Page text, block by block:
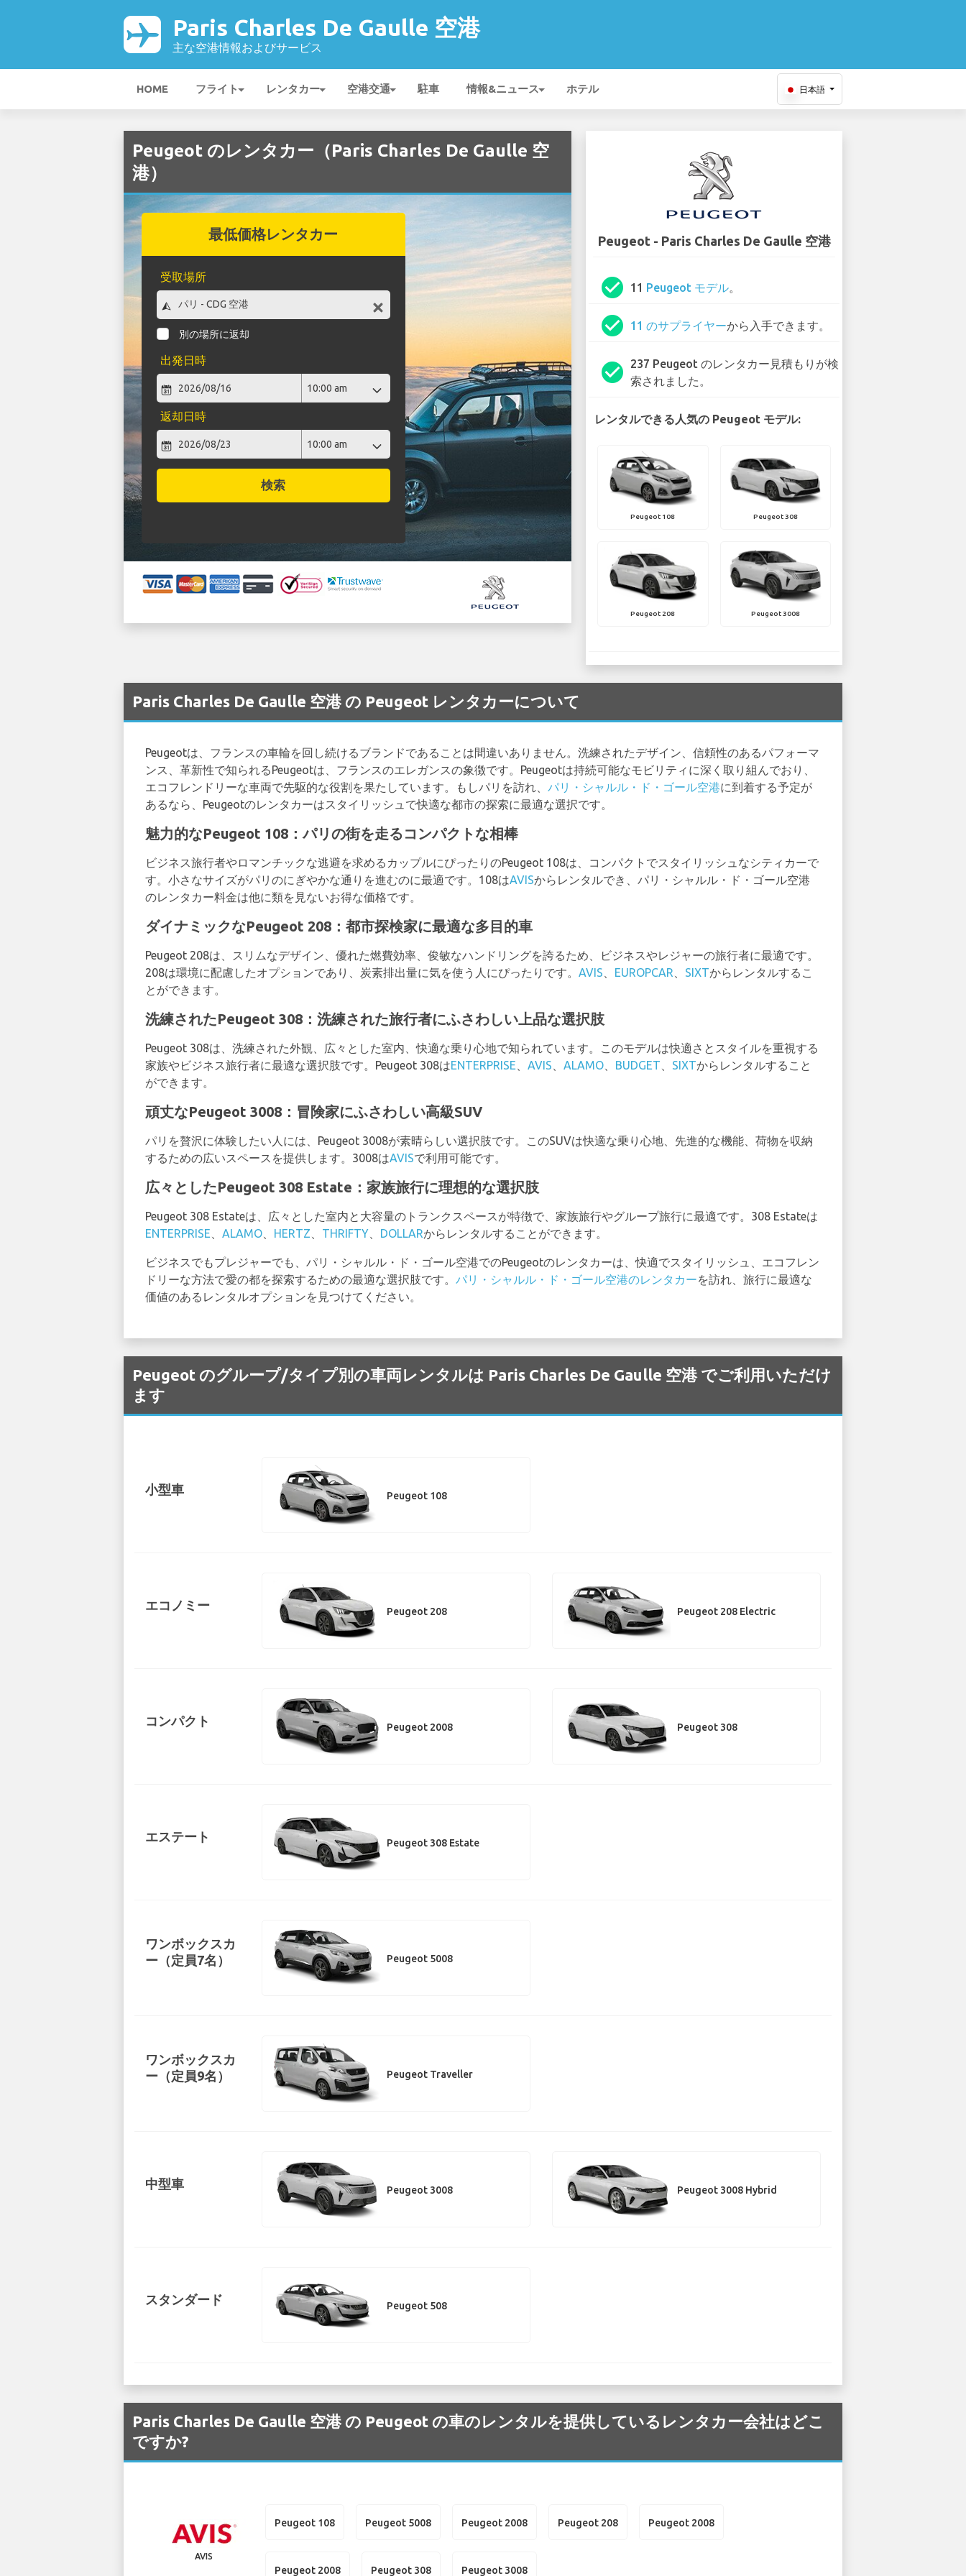
Paris Charles De Gaulle 空港
主な空港情報およびサービス
HOME フライト レンタカー 空港交通 駐車 情報&ニュース ホテル 日本語
Peugeot のレンタカー（Paris Charles De Gaulle 空
港）
最低価格レンタカー
受取場所
別の場所に返却
出発日時
返却日時
検索
Peugeot - Paris Charles De Gaulle 空港
check_circle 11 Peugeot モデル。
check_circle 11 のサプライヤーから入手できます。
check_circle
237 Peugeot のレンタカー見積もりが検
索されました。
レンタルできる人気の Peugeot モデル:
Peugeot 108 Peugeot 308
Peugeot 208 Peugeot 3008
Paris Charles De Gaulle 空港 の Peugeot レンタカーについて
Peugeotは、フランスの車輪を回し続けるブランドであることは間違いありません。洗練されたデザイン、信頼性のあるパフォーマ
ンス、革新性で知られるPeugeotは、フランスのエレガンスの象徴です。Peugeotは持続可能なモビリティに深く取り組んでおり、
エコフレンドリーな車両で先駆的な役割を果たしています。もしパリを訪れ、 パリ・シャルル・ド・ゴール空港に到着する予定が
あるなら、Peugeotのレンタカーはスタイリッシュで快適な都市の探索に最適な選択です。
魅力的なPeugeot 108：パリの街を走るコンパクトな相棒
ビジネス旅行者やロマンチックな逃避を求めるカップルにぴったりのPeugeot 108は、コンパクトでスタイリッシュなシティカーで
す。小さなサイズがパリのにぎやかな通りを進むのに最適です。108はAVISからレンタルでき、パリ・シャルル・ド・ゴール空港
のレンタカー料金は他に類を見ないお得な価格です。
ダイナミックなPeugeot 208：都市探検家に最適な多目的車
Peugeot 208は、スリムなデザイン、優れた燃費効率、俊敏なハンドリングを誇るため、ビジネスやレジャーの旅行者に最適です。
208は環境に配慮したオプションであり、炭素排出量に気を使う人にぴったりです。 AVIS EUROPCAR SIXTからレンタルするこ
とができます。
洗練されたPeugeot 308：洗練された旅行者にふさわしい上品な選択肢
Peugeot 308は、洗練された外観、広々とした室内、快適な乗り心地で知られています。このモデルは快適さとスタイルを重視する
家族やビジネス旅行者に最適な選択肢です。Peugeot 308はENTERPRISE AVIS ALAMO BUDGET SIXTからレンタルすること
ができます。
頑丈なPeugeot 3008：冒険家にふさわしい高級SUV
パリを贅沢に体験したい人には、Peugeot 3008が素晴らしい選択肢です。このSUVは快適な乗り心地、先進的な機能、荷物を収納
するための広いスペースを提供します。3008はAVISで利用可能です。
広々としたPeugeot 308 Estate：家族旅行に理想的な選択肢
Peugeot 308 Estateは、広々とした室内と大容量のトランクスペースが特徴で、家族旅行やグループ旅行に最適です。308 Estateは
ENTERPRISE
ALAMO HERTZ THRIFTY DOLLARからレンタルすることができます。
ビジネスでもプレジャーでも、パリ・シャルル・ド・ゴール空港でのPeugeotのレンタカーは、快適でスタイリッシュ、エコフレン
ドリーな方法で愛の都を探索するための最適な選択肢です。 パリ・シャルル・ド・ゴール空港のレンタカーを訪れ、旅行に最適な
価値のあるレンタルオプションを見つけてください。
Peugeot のグループ/タイプ別の車両レンタルは Paris Charles De Gaulle 空港 でご利用いただけ
ます
小型車 Peugeot 108
エコノミー Peugeot 208 Peugeot 208 Electric
コンパクト Peugeot 2008 Peugeot 308
エステート Peugeot 308 Estate
ワンボックスカ
ー（定員7名）
Peugeot 5008
ワンボックスカ
ー（定員9名）
Peugeot Traveller
中型車 Peugeot 3008 Peugeot 3008 Hybrid
スタンダード Peugeot 508
Paris Charles De Gaulle 空港 の Peugeot の車のレンタルを提供しているレンタカー会社はどこ
ですか?
AVIS
Peugeot 108 Peugeot 5008 Peugeot 2008 Peugeot 208 Peugeot 2008
Peugeot 2008 Peugeot 308 Peugeot 3008